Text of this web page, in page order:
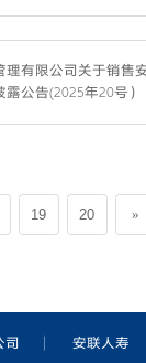
理有限公司关于销售
公告(2025年20号）
19 20 »
司 安联人寿